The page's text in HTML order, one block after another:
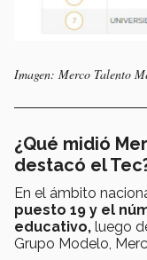
Imagen: Merco Talento
¿Qué midió
destacó el
En el ámbito
puesto 19 y el
educativo, luego
Grupo Modelo,